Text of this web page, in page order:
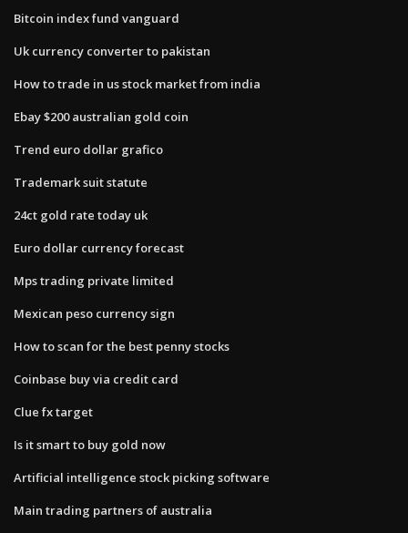
Bitcoin index fund vanguard
Uk currency converter to pakistan
How to trade in us stock market from india
Ebay $200 australian gold coin
Trend euro dollar grafico
Trademark suit statute
24ct gold rate today uk
Euro dollar currency forecast
Mps trading private limited
Mexican peso currency sign
How to scan for the best penny stocks
Coinbase buy via credit card
Clue fx target
Is it smart to buy gold now
Artificial intelligence stock picking software
Main trading partners of australia